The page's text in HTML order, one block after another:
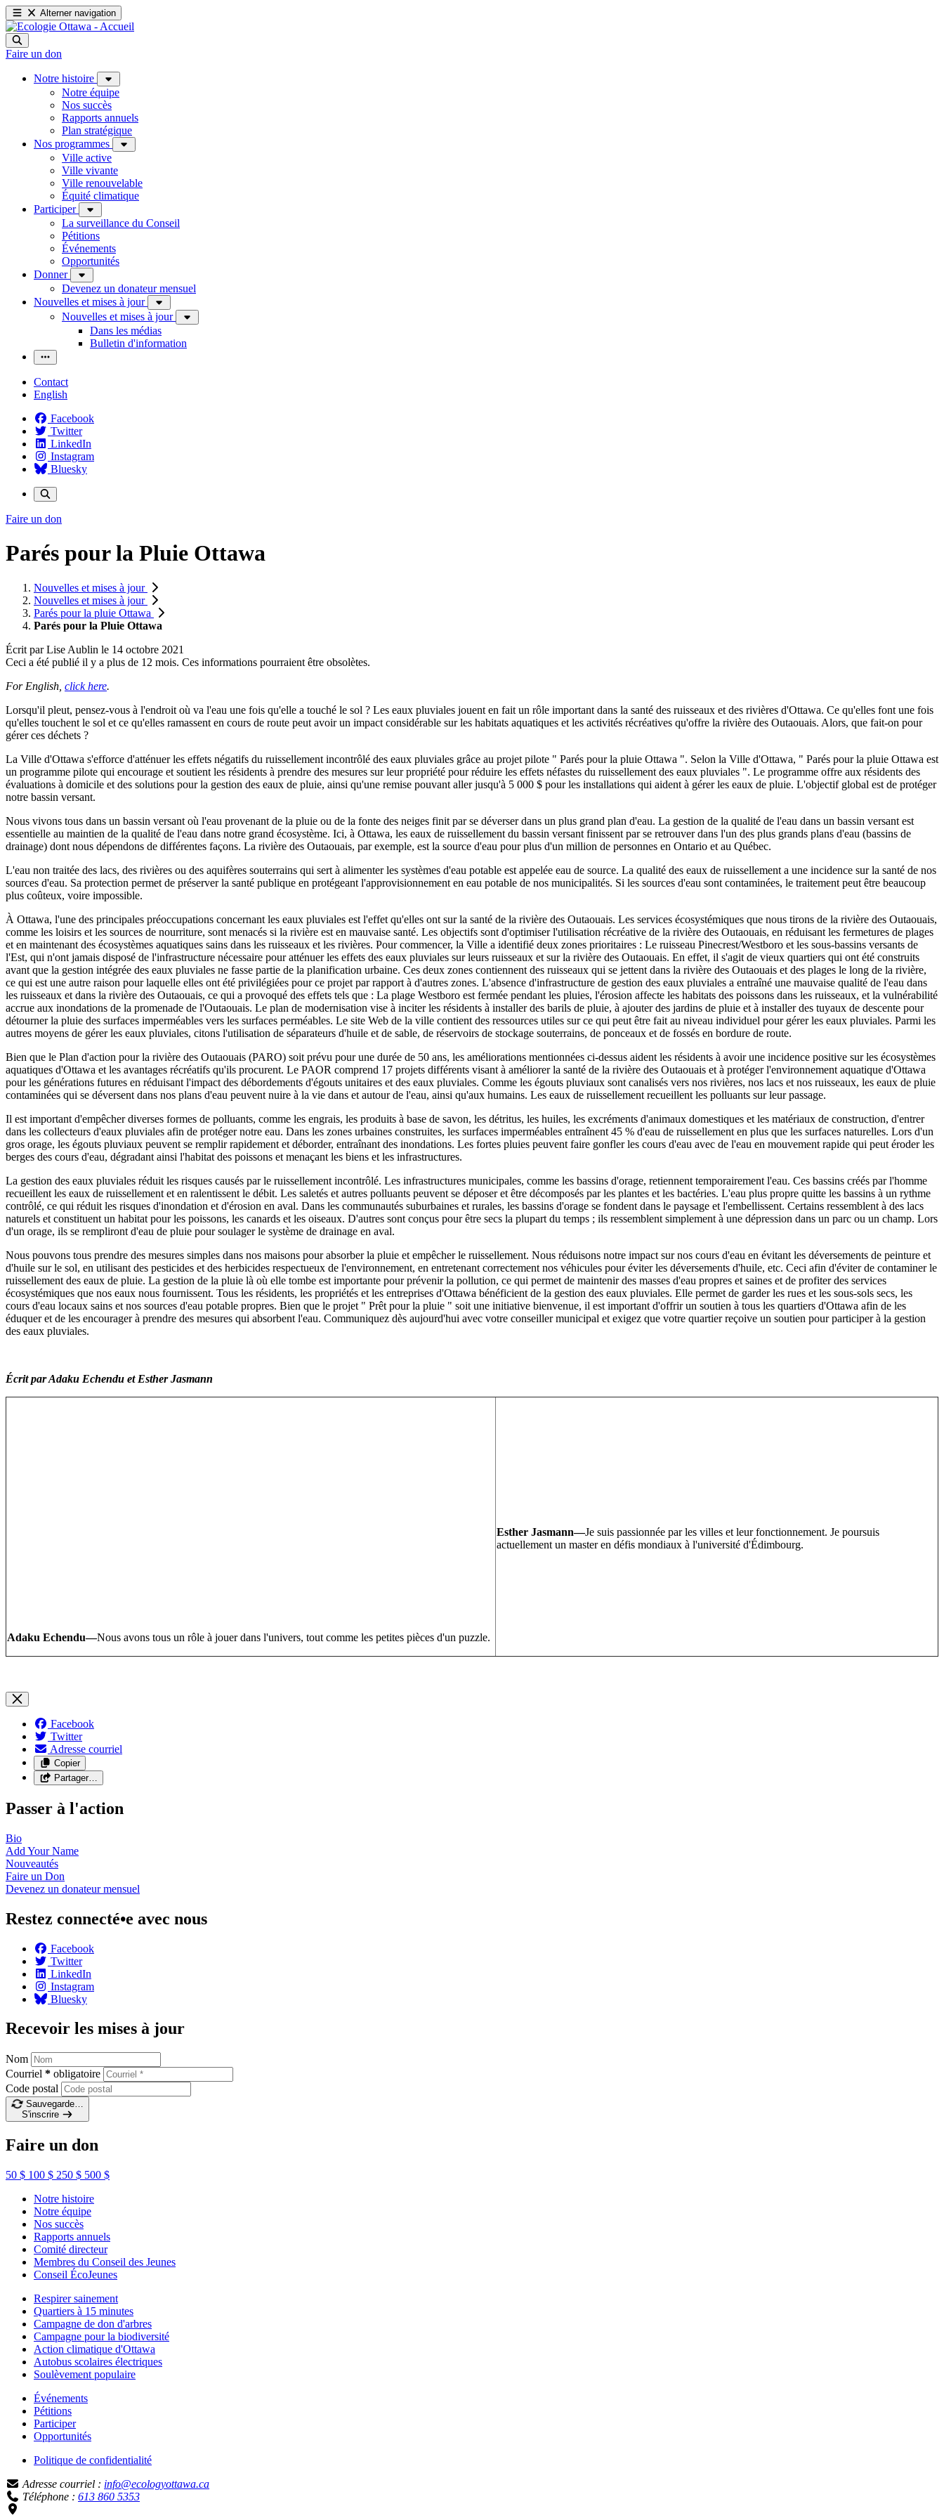
Alterner navigation
Faire un don
Notre histoire
Notre équipe
Nos succès
Rapports annuels
Plan stratégique
Nos programmes
Ville active
Ville vivante
Ville renouvelable
Équité climatique
Participer
La surveillance du Conseil
Pétitions
Événements
Opportunités
Donner
Devenez un donateur mensuel
Nouvelles et mises à jour
Nouvelles et mises à jour
Dans les médias
Bulletin d'information
Contact
English
Facebook
Twitter
LinkedIn
Instagram
Bluesky
Faire un don
Parés pour la Pluie Ottawa
Nouvelles et mises à jour
Nouvelles et mises à jour
Parés pour la pluie Ottawa
Parés pour la Pluie Ottawa
Écrit parLise Aublin le 14 octobre 2021
Ceci a été publié il y a plus de 12 mois. Ces informations pourraient être obsolètes.
For English, click here.
Lorsqu'il pleut, pensez-vous à l'endroit où va l'eau une fois qu'elle a touché le sol ? Les eaux pluviales jouent en fait un rôle important dans la santé des ruisseaux et des rivières d'Ottawa. Ce qu'elles font une fois
qu'elles touchent le sol et ce qu'elles ramassent en cours de route peut avoir un impact considérable sur les habitats aquatiques et les activités récréatives qu'offre la rivière des Outaouais. Alors, que fait-on pour
gérer ces déchets ?
La Ville d'Ottawa s'efforce d'atténuer les effets négatifs du ruissellement incontrôlé des eaux pluviales grâce au projet pilote " Parés pour la pluie Ottawa ". Selon la Ville d'Ottawa, " Parés pour la pluie Ottawa est
un programme pilote qui encourage et soutient les résidents à prendre des mesures sur leur propriété pour réduire les effets néfastes du ruissellement des eaux pluviales ". Le programme offre aux résidents des
évaluations à domicile et des solutions pour la gestion des eaux de pluie, ainsi qu'une remise pouvant aller jusqu'à 5 000 $ pour les installations qui aident à gérer les eaux de pluie. L'objectif global est de protéger
notre bassin versant.
Nous vivons tous dans un bassin versant où l'eau provenant de la pluie ou de la fonte des neiges finit par se déverser dans un plus grand plan d'eau. La gestion de la qualité de l'eau dans un bassin versant est
essentielle au maintien de la qualité de l'eau dans notre grand écosystème. Ici, à Ottawa, les eaux de ruissellement du bassin versant finissent par se retrouver dans l'un des plus grands plans d'eau (bassins de
drainage) dont nous dépendons de différentes façons. La rivière des Outaouais, par exemple, est la source d'eau pour plus d'un million de personnes en Ontario et au Québec.
L'eau non traitée des lacs, des rivières ou des aquifères souterrains qui sert à alimenter les systèmes d'eau potable est appelée eau de source. La qualité des eaux de ruissellement a une incidence sur la santé de nos
sources d'eau. Sa protection permet de préserver la santé publique en protégeant l'approvisionnement en eau potable de nos municipalités. Si les sources d'eau sont contaminées, le traitement peut être beaucoup
plus coûteux, voire impossible.
À Ottawa, l'une des principales préoccupations concernant les eaux pluviales est l'effet qu'elles ont sur la santé de la rivière des Outaouais. Les services écosystémiques que nous tirons de la rivière des Outaouais,
comme les loisirs et les sources de nourriture, sont menacés si la rivière est en mauvaise santé. Les objectifs sont d'optimiser l'utilisation récréative de la rivière des Outaouais, en réduisant les fermetures de plages
et en maintenant des écosystèmes aquatiques sains dans les ruisseaux et les rivières. Pour commencer, la Ville a identifié deux zones prioritaires : Le ruisseau Pinecrest/Westboro et les sous-bassins versants de
l'Est, qui n'ont jamais disposé de l'infrastructure nécessaire pour atténuer les effets des eaux pluviales sur leurs ruisseaux et sur la rivière des Outaouais. En effet, il s'agit de vieux quartiers qui ont été construits
avant que la gestion intégrée des eaux pluviales ne fasse partie de la planification urbaine. Ces deux zones contiennent des ruisseaux qui se jettent dans la rivière des Outaouais et des plages le long de la rivière,
ce qui est une autre raison pour laquelle elles ont été privilégiées pour ce projet par rapport à d'autres zones. L'absence d'infrastructure de gestion des eaux pluviales a entraîné une mauvaise qualité de l'eau dans
les ruisseaux et dans la rivière des Outaouais, ce qui a provoqué des effets tels que : La plage Westboro est fermée pendant les pluies, l'érosion affecte les habitats des poissons dans les ruisseaux, et la vulnérabilité
accrue aux inondations de la promenade de l'Outaouais. Le plan de modernisation vise à inciter les résidents à installer des barils de pluie, à ajouter des jardins de pluie et à installer des tuyaux de descente pour
détourner la pluie des surfaces imperméables vers les surfaces perméables. Le site Web de la ville contient des ressources utiles sur ce qui peut être fait au niveau individuel pour gérer les eaux pluviales. Parmi les
autres moyens de gérer les eaux pluviales, citons l'utilisation de séparateurs d'huile et de sable, de réservoirs de stockage souterrains, de ponceaux et de fossés en bordure de route.
Bien que le Plan d'action pour la rivière des Outaouais (PARO) soit prévu pour une durée de 50 ans, les améliorations mentionnées ci-dessus aident les résidents à avoir une incidence positive sur les écosystèmes
aquatiques d'Ottawa et les avantages récréatifs qu'ils procurent. Le PAOR comprend 17 projets différents visant à améliorer la santé de la rivière des Outaouais et à protéger l'environnement aquatique d'Ottawa
pour les générations futures en réduisant l'impact des débordements d'égouts unitaires et des eaux pluviales. Comme les égouts pluviaux sont canalisés vers nos rivières, nos lacs et nos ruisseaux, les eaux de pluie
contaminées qui se déversent dans nos plans d'eau peuvent nuire à la vie dans et autour de l'eau, ainsi qu'aux humains. Les eaux de ruissellement recueillent les polluants sur leur passage.
Il est important d'empêcher diverses formes de polluants, comme les engrais, les produits à base de savon, les détritus, les huiles, les excréments d'animaux domestiques et les matériaux de construction, d'entrer
dans les collecteurs d'eaux pluviales afin de protéger notre eau. Dans les zones urbaines construites, les surfaces imperméables entraînent 45 % d'eau de ruissellement en plus que les surfaces naturelles. Lors d'un
gros orage, les égouts pluviaux peuvent se remplir rapidement et déborder, entraînant des inondations. Les fortes pluies peuvent faire gonfler les cours d'eau avec de l'eau en mouvement rapide qui peut éroder les
berges des cours d'eau, dégradant ainsi l'habitat des poissons et menaçant les biens et les infrastructures.
La gestion des eaux pluviales réduit les risques causés par le ruissellement incontrôlé. Les infrastructures municipales, comme les bassins d'orage, retiennent temporairement l'eau. Ces bassins créés par l'homme
recueillent les eaux de ruissellement et en ralentissent le débit. Les saletés et autres polluants peuvent se déposer et être décomposés par les plantes et les bactéries. L'eau plus propre quitte les bassins à un rythme
contrôlé, ce qui réduit les risques d'inondation et d'érosion en aval. Dans les communautés suburbaines et rurales, les bassins d'orage se fondent dans le paysage et l'embellissent. Certains ressemblent à des lacs
naturels et constituent un habitat pour les poissons, les canards et les oiseaux. D'autres sont conçus pour être secs la plupart du temps ; ils ressemblent simplement à une dépression dans un parc ou un champ. Lors
d'un orage, ils se rempliront d'eau de pluie pour soulager le système de drainage en aval.
Nous pouvons tous prendre des mesures simples dans nos maisons pour absorber la pluie et empêcher le ruissellement. Nous réduisons notre impact sur nos cours d'eau en évitant les déversements de peinture et
d'huile sur le sol, en utilisant des pesticides et des herbicides respectueux de l'environnement, en entretenant correctement nos véhicules pour éviter les déversements d'huile, etc. Ceci afin d'éviter de contaminer le
ruissellement des eaux de pluie. La gestion de la pluie là où elle tombe est importante pour prévenir la pollution, ce qui permet de maintenir des masses d'eau propres et saines et de profiter des services
écosystémiques que nos eaux nous fournissent. Tous les résidents, les propriétés et les entreprises d'Ottawa bénéficient de la gestion des eaux pluviales. Elle permet de garder les rues et les sous-sols secs, les
cours d'eau locaux sains et nos sources d'eau potable propres. Bien que le projet " Prêt pour la pluie " soit une initiative bienvenue, il est important d'offrir un soutien à tous les quartiers d'Ottawa afin de les
éduquer et de les encourager à prendre des mesures qui absorbent l'eau. Communiquez dès aujourd'hui avec votre conseiller municipal et exigez que votre quartier reçoive un soutien pour participer à la gestion
des eaux pluviales.
Écrit par Adaku Echendu et Esther Jasmann
Adaku Echendu—Nous avons tous un rôle à jouer dans l'univers, tout comme les petites pièces d'un puzzle.
Esther Jasmann—Je suis passionnée par les villes et leur fonctionnement. Je poursuis
actuellement un master en défis mondiaux à l'université d'Édimbourg.
Facebook
Twitter
Adresse courriel
Copier
Partager…
Passer à l'action
Bio
Add YourName
Nouveautés
Faire un Don
Devenez un donateurmensuel
Restez connecté•e avec nous
Facebook
Twitter
LinkedIn
Instagram
Bluesky
Recevoir les mises à jour
Nom
Courriel * obligatoire
Code postal
Sauvegarde…
S'inscrire
Faire un don
50 $ 100 $ 250 $ 500 $
Notre histoire
Notre équipe
Nos succès
Rapports annuels
Comité directeur
Membres du Conseil des Jeunes
Conseil ÉcoJeunes
Respirer sainement
Quartiers à 15 minutes
Campagne de don d'arbres
Campagne pour la biodiversité
Action climatique d'Ottawa
Autobus scolaires électriques
Soulèvement populaire
Événements
Pétitions
Participer
Opportunités
Politique de confidentialité
Adresse courriel : info@ecologyottawa.ca
Téléphone : 613 860 5353